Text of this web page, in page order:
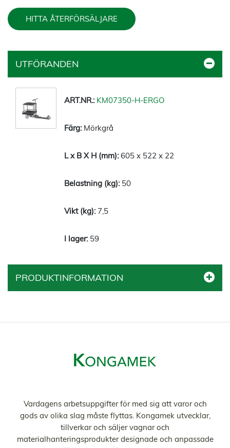
HITTA ÅTERFÖRSÄLJARE
UTFÖRANDEN
KM07350-H-ERGO
Mörkgrå
605 x 522 x 22
50
7,5
59
PRODUKTINFORMATION
Vardagens arbetsuppgifter för med sig att varor och
gods av olika slag måste flyttas. Kongamek utvecklar,
tillverkar och säljer vagnar och
materialhanteringsprodukter designade och anpassade